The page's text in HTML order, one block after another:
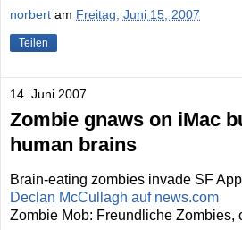
norbert am Freitag, Juni 15, 2007
Teilen
14. Juni 2007
Zombie gnaws on iMac
human brains
Brain-eating zombies invade SF
Declan McCullagh auf news.com
Zombie Mob: Freundliche Zombies,